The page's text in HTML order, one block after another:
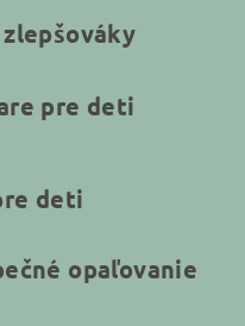
pre deti
deti
opaľovanie